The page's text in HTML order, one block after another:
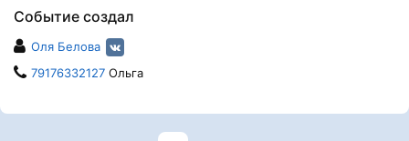
Событие создал
Оля Белова
79176332127 Ольга